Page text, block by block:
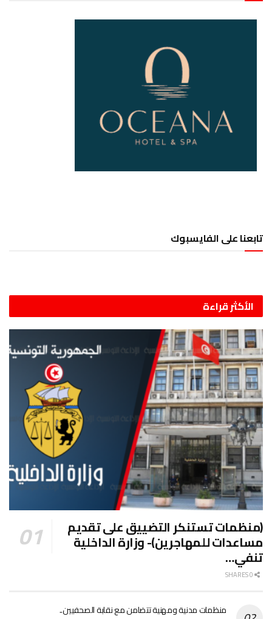
تابعنا على الفايسبوك
الأكثر قراءة
(منظمات تستنكر التضييق على تقديم
مساعدات للمهاجرين)- وزارة الداخلية
تنفي…
0 SHARES
منظمات مدنية ومهنية تتضامن مع نقابة الصحفيين..